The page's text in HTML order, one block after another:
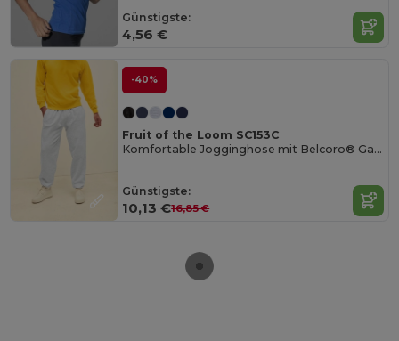
Günstigste:
4,56 €
-40%
Fruit of the Loom SC153C
Komfortable Jogginghose mit Belcoro® Garn
Günstigste:
10,13 €16,85 €